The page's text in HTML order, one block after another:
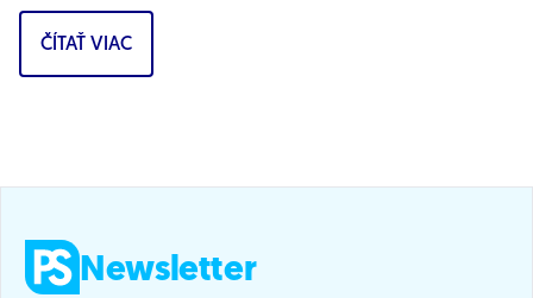
povedal podpredseda Progresívneho Slovenska a...
ČÍTAŤ VIAC
Newsletter